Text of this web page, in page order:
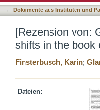
→ Dokumente aus Instituten und
[Rezension von:
shifts in the book
Finsterbusch, Karin;
Dateien: